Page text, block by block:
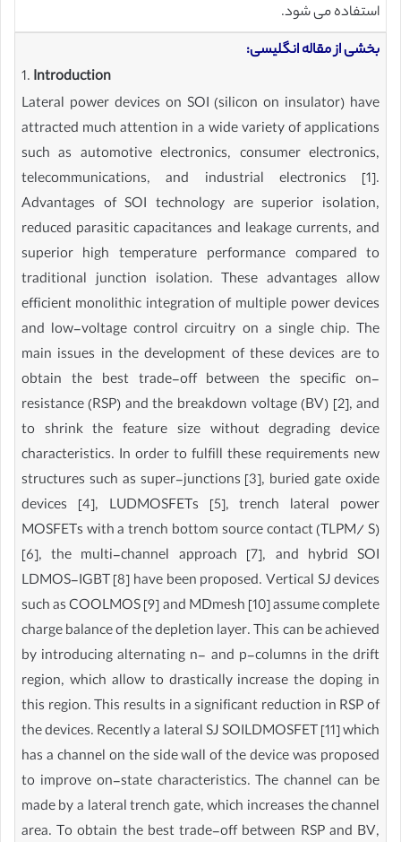
استفاده می شود.
بخشی از مقاله انگلیسی:
1. Introduction
Lateral power devices on SOI (silicon on insulator) have
attracted much attention in a wide variety of applications
such as automotive electronics, consumer electronics,
telecommunications, and industrial electronics [1].
Advantages of SOI technology are superior isolation,
reduced parasitic capacitances and leakage currents, and
superior high temperature performance compared to
traditional junction isolation. These advantages allow
efficient monolithic integration of multiple power devices
and low-voltage control circuitry on a single chip. The
main issues in the development of these devices are to
obtain the best trade-off between the specific on-
resistance (RSP) and the breakdown voltage (BV) [2], and
to shrink the feature size without degrading device
characteristics. In order to fulfill these requirements new
structures such as super-junctions [3], buried gate oxide
devices [4], LUDMOSFETs [5], trench lateral power
MOSFETs with a trench bottom source contact (TLPM/ S)
[6], the multi-channel approach [7], and hybrid SOI
LDMOS-IGBT [8] have been proposed. Vertical SJ devices
such as COOLMOS [9] and MDmesh [10] assume complete
charge balance of the depletion layer. This can be achieved
by introducing alternating n- and p-columns in the drift
region, which allow to drastically increase the doping in
this region. This results in a significant reduction in RSP of
the devices. Recently a lateral SJ SOILDMOSFET [11] which
has a channel on the side wall of the device was proposed
to improve on-state characteristics. The channel can be
made by a lateral trench gate, which increases the channel
area. To obtain the best trade-off between RSP and BV,